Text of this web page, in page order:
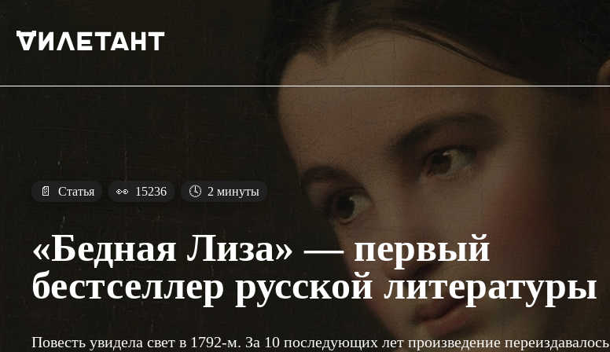
📄 Статья 👀 15236 🕓 2 минуты
«Бедная Лиза» — первый
бестселлер русской литературы
Повесть увидела свет в 1792-м. За 10 последующих лет произведение переиздавалось